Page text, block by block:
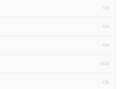
(1)
(1)
(1)
(12)
(2)